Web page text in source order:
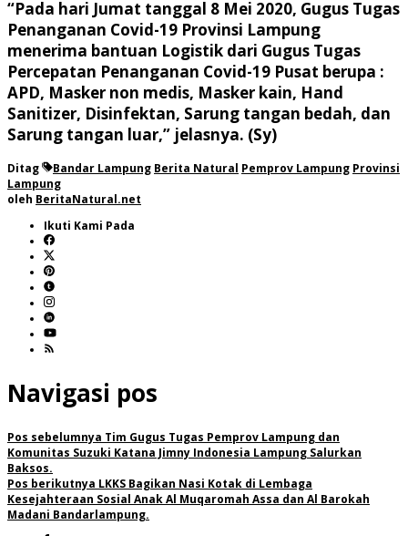
“Pada hari Jumat tanggal 8 Mei 2020, Gugus Tugas
Penanganan Covid-19 Provinsi Lampung
menerima bantuan Logistik dari Gugus Tugas
Percepatan Penanganan Covid-19 Pusat berupa :
APD, Masker non medis, Masker kain, Hand
Sanitizer, Disinfektan, Sarung tangan bedah, dan
Sarung tangan luar,” jelasnya. (Sy)
Ditag Bandar Lampung Berita Natural Pemprov Lampung Provinsi
Lampung
oleh BeritaNatural.net
Ikuti Kami Pada
Navigasi pos
Pos sebelumnya Tim Gugus Tugas Pemprov Lampung dan
Komunitas Suzuki Katana Jimny Indonesia Lampung Salurkan
Baksos.
Pos berikutnya LKKS Bagikan Nasi Kotak di Lembaga
Kesejahteraan Sosial Anak Al Muqaromah Assa dan Al Barokah
Madani Bandarlampung.